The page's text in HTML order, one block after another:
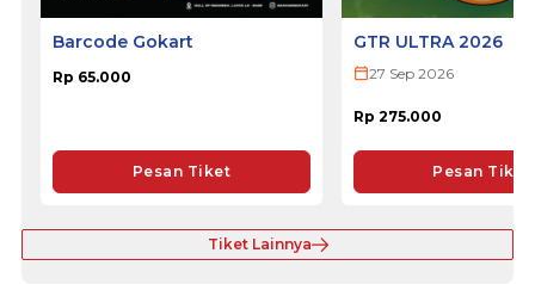
Barcode Gokart
Rp 65.000
Pesan Tiket
GTR ULTRA 2026
27 Sep 2026
Rp 275.000
Pesan Tiket
Tiket Lainnya